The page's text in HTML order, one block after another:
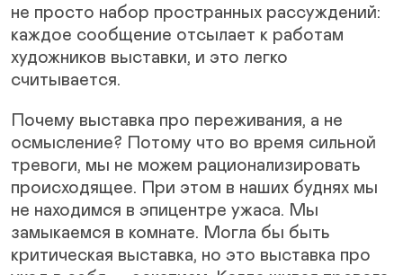
не просто набор пространных рассуждений:
каждое сообщение отсылает к работам
художников выставки, и это легко
считывается.
Почему выставка про переживания, а не
осмысление? Потому что во время сильной
тревоги, мы не можем рационализировать
происходящее. При этом в наших буднях мы
не находимся в эпицентре ужаса. Мы
замыкаемся в комнате. Могла бы быть
критическая выставка, но это выставка про